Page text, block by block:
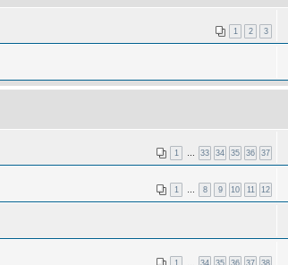
1 2 3
1 33 34 35 36 37
1 8 9 10 11 12
1 34 35 36 37 38